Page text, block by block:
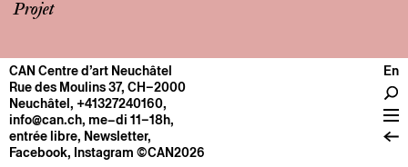
Projet
CENTRE
Infos pratiques
Fonctionnement
À propos
CAN Centre d’art Neuchâtel
Rue des Moulins 37, CH–2000
Neuchâtel, +41327240160,
info@can.ch, me–di 11–18h,
entrée libre, Newsletter,
Facebook, Instagram ©CAN2026
En